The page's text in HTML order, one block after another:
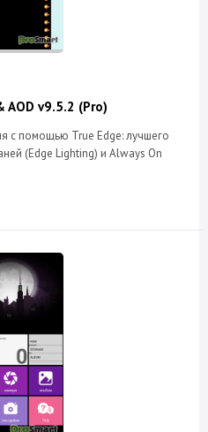
v9.5.2 (Pro)
с помощью True Edge: лучшего
(Edge Lighting) и Always On